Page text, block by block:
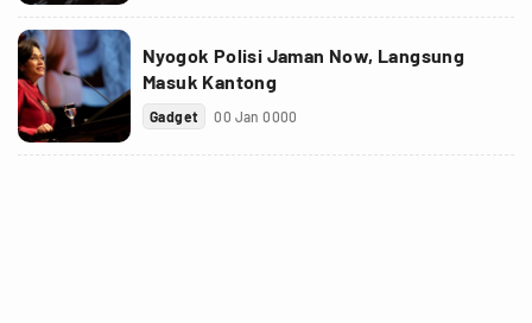
Nyogok Polisi Jaman Now, Langsung
Masuk Kantong
Gadget 00 Jan 0000